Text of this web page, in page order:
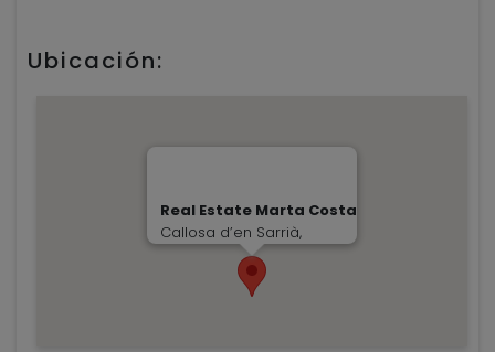
Ubicación:
Real Estate Marta Costa
Callosa d’en Sarrià,